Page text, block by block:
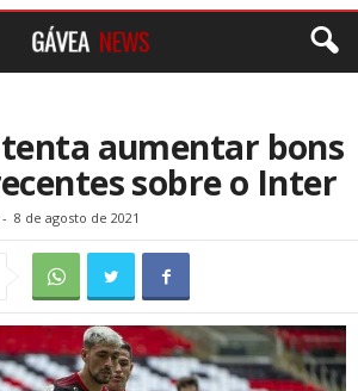
aumentar bons
sobre o Inter
- 8 de agosto de 2021